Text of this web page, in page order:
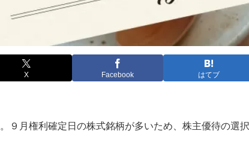
X Facebook はてブ
。９月権利確定日の株式銘柄が多いため、株主優待の選